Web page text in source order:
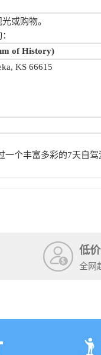
或购物。
of History)
KS 66615
个丰富多彩的7天自
低
全网